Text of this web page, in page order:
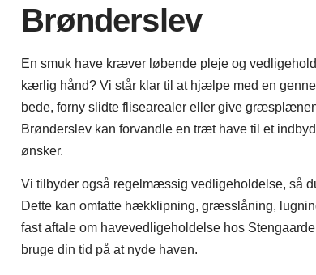
Brønderslev
En smuk have kræver løbende pleje og
kærlig hånd? Vi står klar til at hjælpe med en
bede, forny slidte flisearealer eller give
Brønderslev kan forvandle en træt have til et
ønsker.
Vi tilbyder også regelmæssig vedligeholdelse, så
Dette kan omfatte hækklipning, græsslåning,
fast aftale om havevedligeholdelse hos
bruge din tid på at nyde haven.